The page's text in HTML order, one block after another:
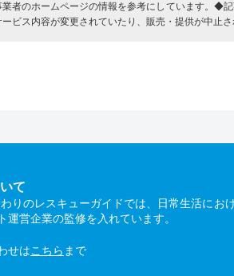
者のホームページの情報を参考にしています。◆
ビス内容が変更されていたり、販売・提供が中止さ
て
りのレスキューガイドでは、日常生活にお
運営企業の監修を入れています。
せはこちら まで